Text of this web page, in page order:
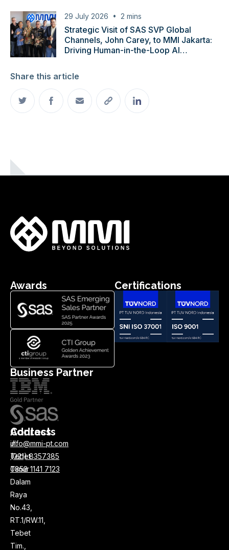
29 July 2026 2 mins
Strategic Visit of SAS SVP Global
Channels, John Carey, to MMI Jakarta:
Driving Human-in-the-Loop AI
Share this article
Awards Certifications
Business Partner
Address
Jl.
Tebet
Timur
Dalam
Raya
No.43,
RT.1/RW.11,
Tebet
Tim.,
Contacts
info@mmi-pt.com
(021) 8357385
0858 1141 7123